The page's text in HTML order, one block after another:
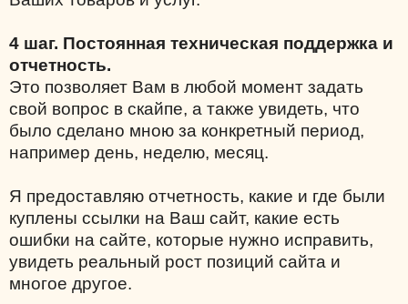
4 шаг. Постоянная техническая поддержка и
отчетность.
Это позволяет Вам в любой момент задать
свой вопрос в скайпе, а также увидеть, что
было сделано мною за конкретный период,
например день, неделю, месяц.
Я предоставляю отчетность, какие и где были
куплены ссылки на Ваш сайт, какие есть
ошибки на сайте, которые нужно исправить,
увидеть реальный рост позиций сайта и
многое другое.